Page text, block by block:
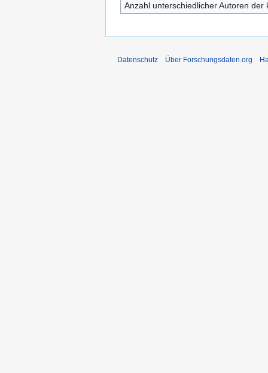
Anzahl unterschiedlicher Autoren
Datenschutz Über Forschungsdaten.org